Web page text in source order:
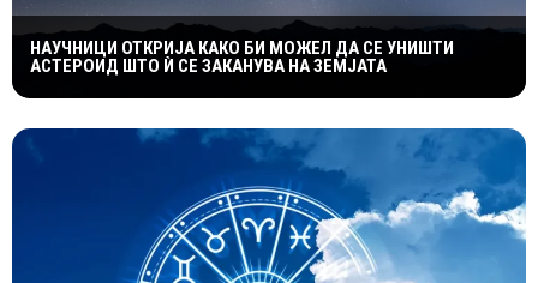
НАУЧНИЦИ ОТКРИЈА КАКО БИ МОЖЕЛ ДА СЕ УНИШТИ
АСТЕРОИД ШТО Ѝ СЕ ЗАКАНУВА НА ЗЕМЈАТА